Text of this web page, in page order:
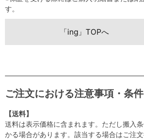
す。
「ing」TOPへ
ご注文における注意事項・条件
【送料】
送料は表示価格に含まれます。ただし搬入
かる場合があります。該当する場合はご注